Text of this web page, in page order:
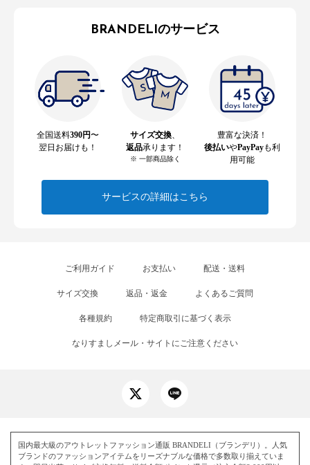
BRANDELIのサービス
全国送料390円〜
翌日お届けも！
サイズ交換、
返品承ります！
※ 一部商品除く
豊富な決済！
後払いやPayPayも利
用可能
サービスの詳細はこちら
ご利用ガイド お支払い 配送・送料
サイズ交換 返品・返金 よくあるご質問
各種規約 特定商取引に基づく表示
なりすましメール・サイトにご注意ください
国内最大級のアウトレットファッション通販 BRANDELI（ブランデリ）。人気
ブランドのファッションアイテムをリーズナブルな価格で多数取り揃えていま